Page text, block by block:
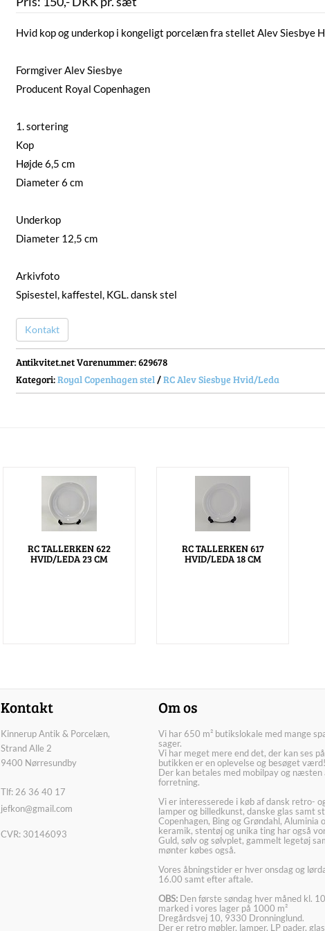
Hvid kop og underkop i kongeligt porcelæn fra stellet Alev Siesbye
Formgiver Alev Siesbye
Producent Royal Copenhagen
1. sortering
Kop
Højde 6,5 cm
Diameter 6 cm
Underkop
Diameter 12,5 cm
Arkivfoto
Spisestel, kaffestel, KGL. dansk stel
Kontakt
Antikvitet.net Varenummer: 629678
Kategori:Royal Copenhagen stel/RC Alev Siesbye Hvid/Leda
RC TALLERKEN 622
HVID/LEDA 23 CM
RC TALLERKEN 617
HVID/LEDA 18 CM
Kontakt
Kinnerup Antik & Porcelæn,
Strand Alle 2
9400 Nørresundby
Tlf: 26 36 40 17
jefkon@gmail.com
CVR: 30146093
Om os
Vi har 650 m² butikslokale med mange
sager.
Vi har meget mere end det, der kan ses
butikken er en oplevelse og besøget værd!
Der kan betales med mobilpay og næsten
forretning.
Vi er interesserede i køb af dansk retro-
lamper og billedkunst, danske glas samt
Copenhagen, Bing og Grøndahl, Aluminia
keramik, stentøj og unika ting har også
Guld, sølv og sølvplet, gammelt legetøj
mønter købes også.
Vores åbningstider er hver onsdag og
16.00 samt efter aftale.
OBS: Den første søndag hver måned kl.
marked i vores lager på 1000 m²
Dregårdsvej 10, 9330 Dronninglund.
Der er retro møbler, lamper, LP pader,